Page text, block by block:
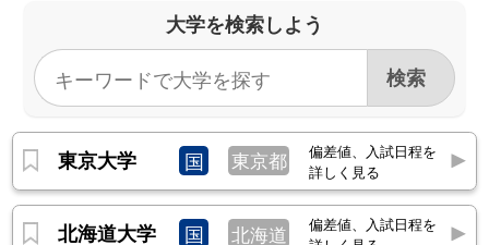
大学を検索しよう
東京大学 国 東京都
偏差値、入試日程を
詳しく見る
北海道大学 国 北海道
偏差値、入試日程を